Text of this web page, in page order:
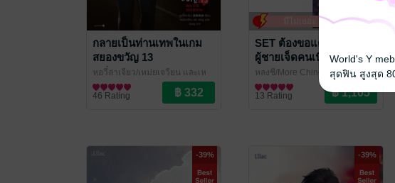
กลายเป็นท่านเทพในเกม
สยองขวัญ 13
หูอวี๋ล่าเจียว/เหม่ยเจวียน และเห
อมู่/ Lilac Novel
นิยายวาย Boy Love / Yaoi
46 Rating
มีไม่เยอะ สอยโลด
SET ต้องขอแต่งงานกับ
ผู้ชายเจ็ดคนเนี่ยนะ เล่ม 1-
4 (จบ)
หลงชี/More Chinese/ Lilac
Novel
นิยายวาย Boy Love / Yaoi
13 Rating
-39% -39%
World's Y
สุดฟิน สูงสุด